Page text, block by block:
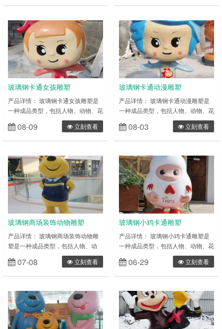
圆雕产品就是三维立体类雕塑(比如
(如校园墙体雕塑) 玻璃钢雕塑的特
性：具有可塑性强(只要您想的出造
型，玻璃钢就能做出成品)，相对来
说易成型、质轻，强度高， 耐腐
蚀，相对来说成本相对较低、表面效
果多样……
说，圆雕产品就是三维立体类雕塑
雕塑(如校园墙体雕塑) 玻璃钢雕塑的
特性：具有可塑性强(只要您想的出
造型，玻璃钢就能做出成品)，相对
来说易成型、质轻，强度高， 耐腐
蚀，相对来说成本相对较低、表面效
果多……
玻璃钢卡通女孩雕塑
产品详情： 玻璃钢卡通女孩雕塑是
一种成品类型，包括人物、动物、花
草等多种表现形式。雕塑一般分为圆
雕和浮雕两种类型，简单来 说，圆
雕产品就是三维立体类雕塑(比如仿
校园墙体雕塑) 玻璃钢雕塑的特性：
具有可塑性强(只要您想的出造型，
玻璃钢就能做出成品)，相对来说易
成型、质轻，强度高， 耐腐蚀，相
对来说成本相对较低、表面效果多样
08-09 立刻查看
玻璃钢卡通动漫雕塑
产品详情： 玻璃钢卡通动漫雕塑是
一种成品类型，包括人物、动物、花
草等多种表现形式。雕塑一般分为圆
雕和浮雕两种类型，简单来 说，圆
雕产品就是三维立体类雕塑(比如仿
校园墙体雕塑) 玻璃钢雕塑的特性：
具有可塑性强(只要您想的出造型，
玻璃钢就能做出成品)，相对来说易
成型、质轻，强度高， 耐腐蚀，相
对来说成本相对较低、表面效果多样
等……
08-03 立刻查看
玻璃钢商场装饰动物雕塑
产品详情： 玻璃钢商场装饰动物雕
塑是一种成品类型，包括人物、动
物、花草等多种表现形式。雕塑一般
分为圆雕和浮雕两种类型，简单来
说，圆雕产品就是三维立体类雕塑
雕塑(如校园墙体雕塑) 玻璃钢雕塑的
特性：具有可塑性强(只要您想的出
造型，玻璃钢就能做出成品)，相对
来说易成型、质轻，强度高， 耐腐
07-08 立刻查看
玻璃钢小鸡卡通雕塑
产品详情： 玻璃钢小鸡卡通雕塑是
一种成品类型，包括人物、动物、花
草等多种表现形式。雕塑一般分为圆
雕和浮雕两种类型，简单来 说，圆
雕产品就是三维立体类雕塑(比如仿
校园墙体雕塑) 玻璃钢雕塑的特性：
具有可塑性强(只要您想的出造型，
玻璃钢就能做出成品)，相对来说易
成型、质轻，强度高， 耐腐蚀，相
06-29 立刻查看